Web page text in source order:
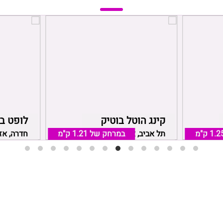
לופט
חדרה,
קינג הוטל בוטיק
תל אביב, אזור תל אביב
במרחק של 1.21 ק"מ ק"מ